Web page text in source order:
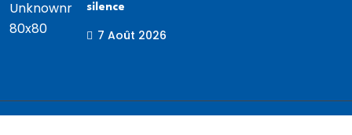
silence
7 Août 2026